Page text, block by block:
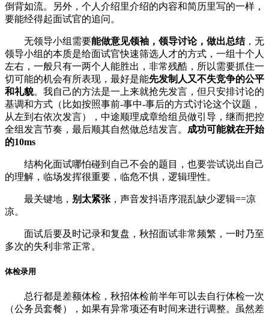
倒背如流。另外，个人介绍里介绍的内容和简历里写的一样，
要能经得起面试官的追问。
无领导小组需要能做意见领袖，领导讨论，做出总结，无
领导小组的本质是给面试官快速筛选人才的方式，一组十个人
左右，一般只有一两个人能胜出，非常残酷，所以需要抓住一
切可能的机会有所表现，最好是能先发制人又不失竞争的公平
和礼貌。我自己的方法是一上来就抢先发言，但只安排讨论的
基调和方式（比如按照事前-事中-事后的方式讨论这个议题，
从左到右依次发言），中途顺理成章给组员做引导，继而把控
全组发言节奏，最后顺其自然做总结发言。 成功可能就在开始
的10ms
结构化面试哪怕碰到自己不会的题目，也要尝试说出自己
的理解，临场发挥很重要，临危不惧，逻辑理性。
最关键地， 别太紧张 ，声音发抖语序混乱缺少逻辑==凉
凉。
面试后要及时记录和复盘，秋招面试非常频繁，一时乃至
多次的失利非常正常。
体检录用
总行都是差额体检，秋招体检前半年可以去自行体检一次
（公务员套餐），如果有异常项还有时间来进行调整。虽然差